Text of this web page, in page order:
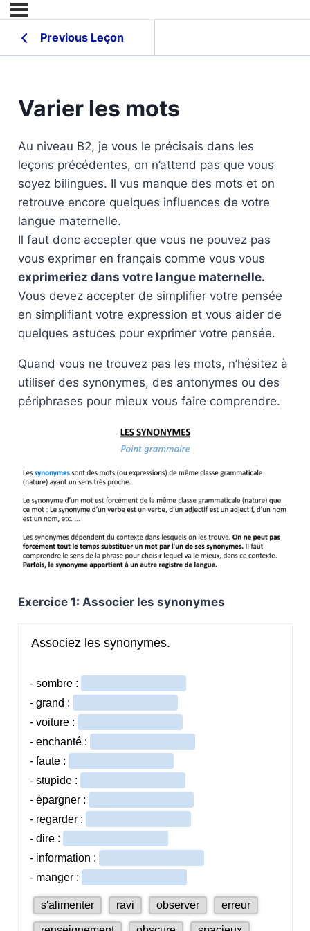
Previous Leçon
Varier les mots
Au niveau B2, je vous le précisais dans les
leçons précédentes, on n’attend pas que vous
soyez bilingues. Il vus manque des mots et on
retrouve encore quelques influences de votre
langue maternelle.
Il faut donc accepter que vous ne pouvez pas
vous exprimer en français comme vous vous
exprimeriez dans votre langue maternelle.
Vous devez accepter de simplifier votre pensée
en simplifiant votre expression et vous aider de
quelques astuces pour exprimer votre pensée.
Quand vous ne trouvez pas les mots, n’hésitez à
utiliser des synonymes, des antonymes ou des
périphrases pour mieux vous faire comprendre.
Exercice 1: Associer les synonymes